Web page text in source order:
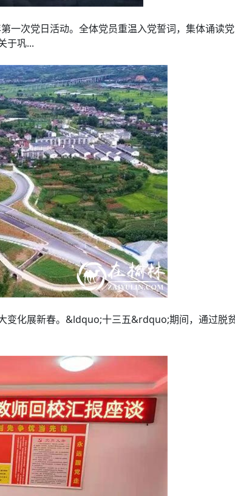
一次党日活动。全体党员重温入党誓词，集体诵读
于巩...
变化展新春。&ldquo;十三五&rdquo;期间，通过脱